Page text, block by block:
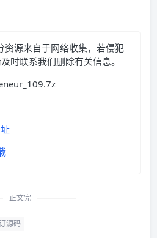
资源来自于网络收集，若侵犯
时联系我们删除有关信息。
正文完
源码